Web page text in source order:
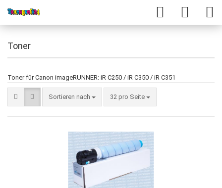
Toner
Toner für Canon imageRUNNER: iR C250 / iR C350 / iR C351
Sortieren nach 32 pro Seite